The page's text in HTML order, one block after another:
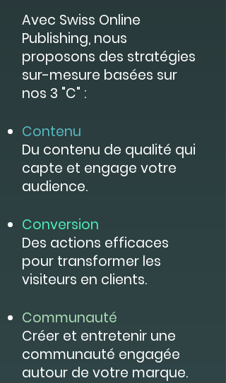
Avec Swiss Online
Publishing, nous
proposons des stratégies
sur-mesure basées sur
nos 3 "C" :
Contenu
Du contenu de qualité qui
capte et engage votre
audience.
Conversion
Des actions efficaces
pour transformer les
visiteurs en clients.
Communauté
Créer et entretenir une
communauté engagée
autour de votre marque.